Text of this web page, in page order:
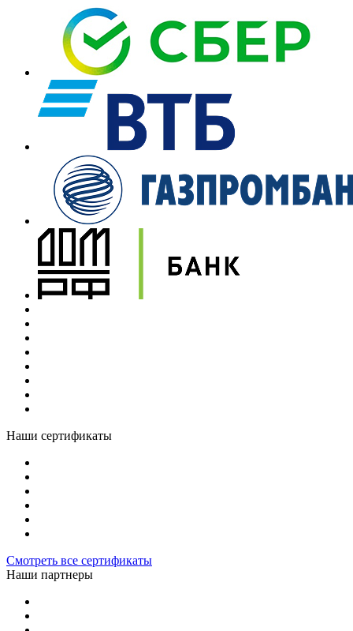
Наши сертификаты
Смотреть все сертификаты
Наши партнеры